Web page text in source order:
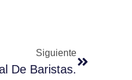
Siguiente
De Baristas.